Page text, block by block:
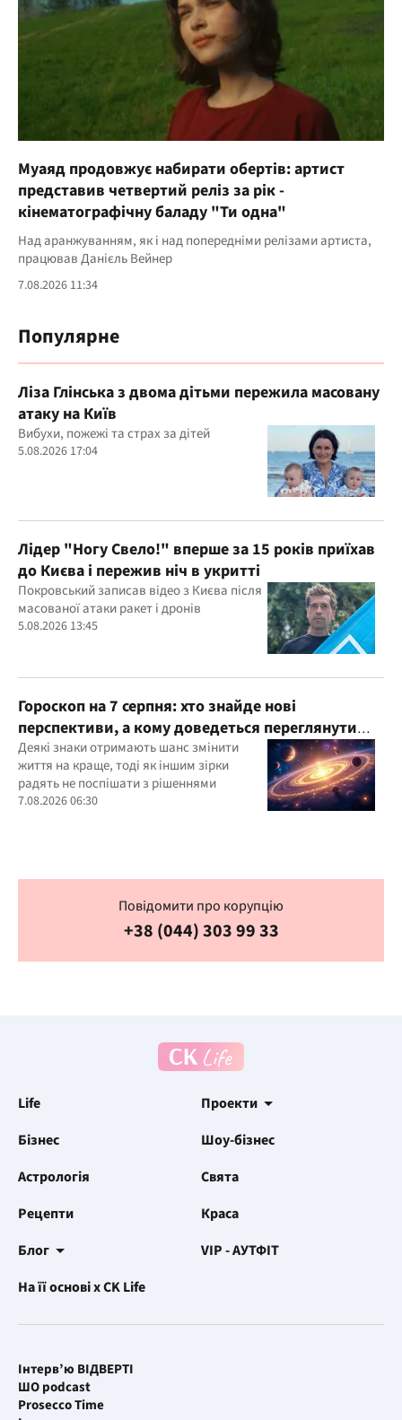
Муаяд продовжує набирати обертів: артист
представив четвертий реліз за рік -
кінематографічну баладу "Ти одна"
Над аранжуванням, як і над попередніми релізами артиста,
працював Данієль Вейнер
7.08.2026 11:34
Популярне
Ліза Глінська з двома дітьми пережила масовану
атаку на Київ
Вибухи, пожежі та страх за дітей
5.08.2026 17:04
Лідер "Ногу Свело!" вперше за 15 років приїхав
до Києва і пережив ніч в укритті
Покровський записав відео з Києва після
масованої атаки ракет і дронів
5.08.2026 13:45
Гороскоп на 7 серпня: хто знайде нові
перспективи, а кому доведеться переглянути
свої пріоритети
Деякі знаки отримають шанс змінити
життя на краще, тоді як іншим зірки
радять не поспішати з рішеннями
7.08.2026 06:30
Повідомити про корупцію
+38 (044) 303 99 33
Life
Проекти
Бізнес
Шоу-бізнес
Астрологія
Свята
Рецепти
Краса
Блог
VIP - АУТФІТ
На її основі x CK Life
Інтерв’ю ВІДВЕРТІ
ШО podcast
Prosecco Time